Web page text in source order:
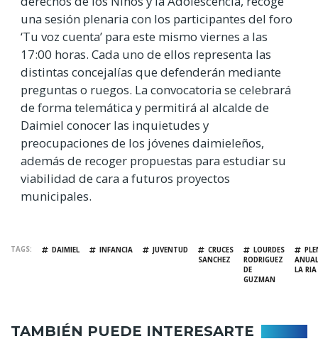
una sesión plenaria con los participantes del foro
‘Tu voz cuenta’ para este mismo viernes a las
17:00 horas. Cada uno de ellos representa las
distintas concejalías que defenderán mediante
preguntas o ruegos. La convocatoria se celebrará
de forma telemática y permitirá al alcalde de
Daimiel conocer las inquietudes y
preocupaciones de los jóvenes daimieleños,
además de recoger propuestas para estudiar su
viabilidad de cara a futuros proyectos
municipales.
TAGS DAIMIEL INFANCIA JUVENTUD
CRUCES
SANCHEZ
LOURDES
RODRIGUEZ
DE
GUZMAN
LA RIA
TAMBIÉN PUEDE INTERESARTE